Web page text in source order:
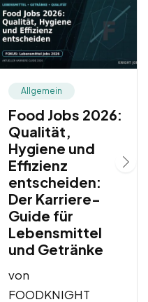
Allgemein
Food Jobs 2026:
Qualität,
Hygiene und
Effizienz
entscheiden:
Der Karriere-
Guide für
Lebensmittel
und Getränke
von
FOODKNIGHT